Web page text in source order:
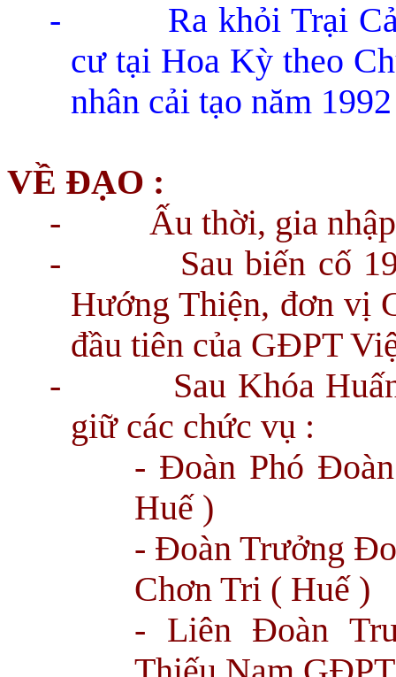
-
Ra khỏi Trại
cư tại Hoa Kỳ theo
nhân cải tạo năm 1992
VỀ ĐẠO :
-
Ấu thời, gia
-
Sau biến cố
Hướng Thiện, đơn vị
đầu tiên của GĐPT
-
Sau Khóa
giữ các chức vụ :
- Đoàn Phó
Huế )
- Đoàn Trưởng
Chơn Tri ( Huế )
- Liên Đoàn